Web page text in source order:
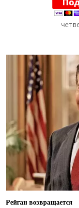
Рейган возвращается